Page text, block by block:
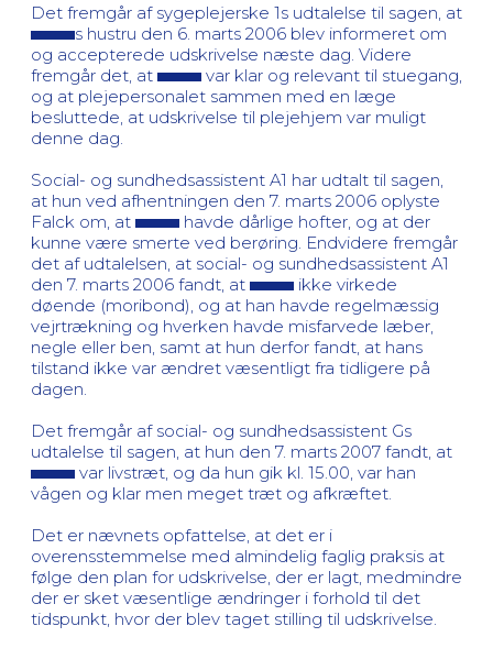
Det fremgår af sygeplejerske 1s udtalelse til sagen, at
s hustru den 6. marts 2006 blev informeret om
og accepterede udskrivelse næste dag. Videre
fremgår det, at
var klar og relevant til stuegang,
og at plejepersonalet sammen med en læge
besluttede, at udskrivelse til plejehjem var muligt
denne dag.
Social- og sundhedsassistent A1 har udtalt til sagen,
at hun ved afhentningen den 7. marts 2006 oplyste
Falck om, at
havde dårlige hofter, og at der
kunne være smerte ved berøring. Endvidere fremgår
det af udtalelsen, at social- og sundhedsassistent A1
den 7. marts 2006 fandt, at
ikke virkede
døende (moribond), og at han havde regelmæssig
vejrtrækning og hverken havde misfarvede læber,
negle eller ben, samt at hun derfor fandt, at hans
tilstand ikke var ændret væsentligt fra tidligere på
dagen.
Det fremgår af social- og sundhedsassistent Gs
udtalelse til sagen, at hun den 7. marts 2007 fandt, at
var livstræt, og da hun gik kl. 15.00, var han
vågen og klar men meget træt og afkræftet.
Det er nævnets opfattelse, at det er i
overensstemmelse med almindelig faglig praksis at
følge den plan for udskrivelse, der er lagt, medmindre
der er sket væsentlige ændringer i forhold til det
tidspunkt, hvor der blev taget stilling til udskrivelse.